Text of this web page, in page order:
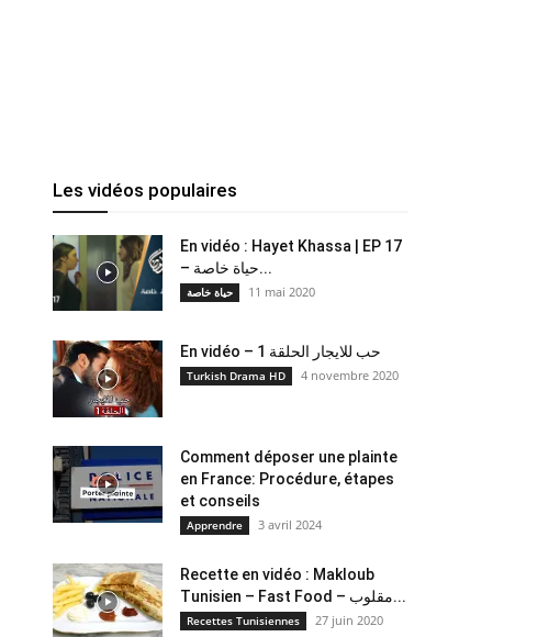
Les vidéos populaires
En vidéo : Hayet Khassa | EP 17
– حياة خاصة...
حياة خاصة 11 mai 2020
En vidéo – حب للايجار الحلقة 1
Turkish Drama HD 4 novembre 2020
Comment déposer une plainte
en France: Procédure, étapes
et conseils
Apprendre 3 avril 2024
Recette en vidéo : Makloub
Tunisien – Fast Food – مقلوب...
Recettes Tunisiennes 27 juin 2020